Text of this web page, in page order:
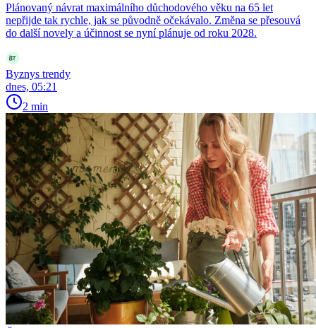
Plánovaný návrat maximálního důchodového věku na 65 let
nepřijde tak rychle, jak se původně očekávalo. Změna se přesouvá
do další novely a účinnost se nyní plánuje od roku 2028.
Byznys trendy
dnes, 05:21
2 min